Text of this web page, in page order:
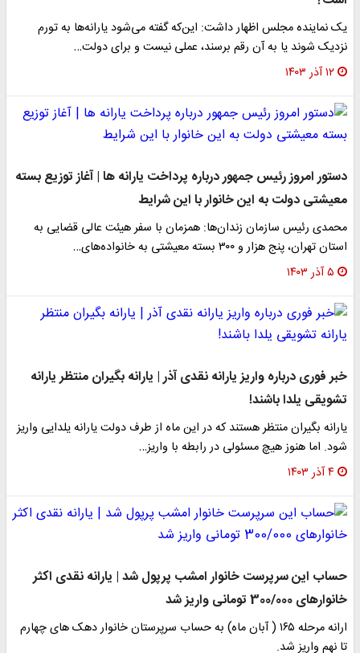
یک نماینده مجلس اظهار داشت: این‌که گفته می‌شود یارانه‌ها به تورم
نزدیک شوند یا به آن رقم برسند، عملی نیست و برای دولت…
۱۲ آذر ۱۴۰۳
دستور امروز رئیس جمهور درباره پرداخت یارانه ها | آغاز توزیع بسته
معیشتی دولت به این خانوار با این شرایط
محمدی رئیس سازمان زندان‌ها: همزمان با سفر هیئت عالی قضایی به
استان تهران، پنج هزار و ۳۰۰ بسته معیشتی به خانواده‌های…
۵ آذر ۱۴۰۳
خبر فوری درباره واریز یارانه نقدی آذر | یارانه بگیران منتظر یارانه
تشویقی یلدا باشند!
یارانه بگیران منتظر هستند که در این ماه از طرف دولت یارانه یلدایی واریز
شود. اما هنوز هیچ مسئولی در رابطه با واریز…
۴ آذر ۱۴۰۳
حساب این سرپرست خانوار امشب پرپول شد | یارانه نقدی اکثر
خانوارهای 300/000 تومانی واریز شد
ارانه مرحله ۱۶۵ ( آبان ماه) به حساب سرپرستان خانوار دهک های چهارم
تا نهم واریز شد.